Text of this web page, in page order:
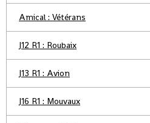
Amical : Vétérans
J12 R1 : Roubaix
J13 R1 : Avion
J16 R1 : Mouvaux